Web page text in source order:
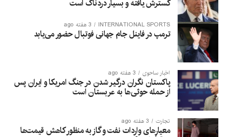
گسترش یافته و بسیار دردناک است
INTERNATIONAL SPORTS 3 هفته ago
ترمپ در فاینل جام جهانی فوتبال حضور می‌یابد
اخبار ساحوی 3 هفته ago
پاکستان نگران درگیر شدن در جنگ امریکا و ایران پس
از حمله حوثی‌ها به عربستان است
تجارت 3 هفته ago
معیارهای واردات نفت و گاز به منظور کاهش قیمت‌ها